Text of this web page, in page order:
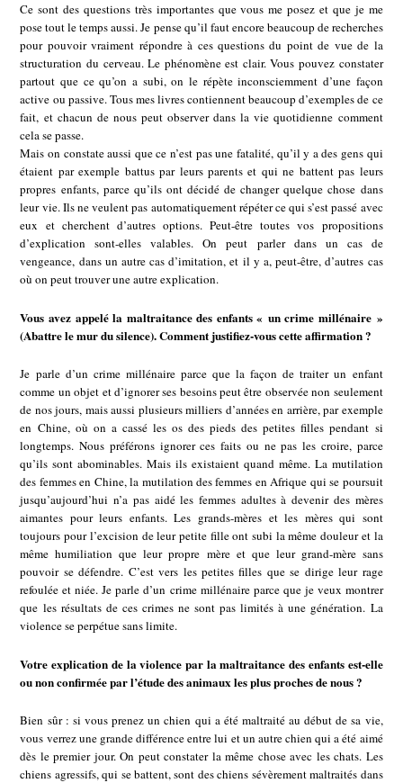
Ce sont des questions très importantes que vous me posez et que je me
pose tout le temps aussi. Je pense qu’il faut encore beaucoup de recherches
pour pouvoir vraiment répondre à ces questions du point de vue de la
structuration du cerveau. Le phénomène est clair. Vous pouvez constater
partout que ce qu’on a subi, on le répète inconsciemment d’une façon
active ou passive. Tous mes livres contiennent beaucoup d’exemples de ce
fait, et chacun de nous peut observer dans la vie quotidienne comment
cela se passe.
Mais on constate aussi que ce n’est pas une fatalité, qu’il y a des gens qui
étaient par exemple battus par leurs parents et qui ne battent pas leurs
propres enfants, parce qu’ils ont décidé de changer quelque chose dans
leur vie. Ils ne veulent pas automatiquement répéter ce qui s’est passé avec
eux et cherchent d’autres options. Peut-être toutes vos propositions
d’explication sont-elles valables. On peut parler dans un cas de
vengeance, dans un autre cas d’imitation, et il y a, peut-être, d’autres cas
où on peut trouver une autre explication.
Vous avez appelé la maltraitance des enfants « un crime millénaire »
(Abattre le mur du silence). Comment justifiez-vous cette affirmation ?
Je parle d’un crime millénaire parce que la façon de traiter un enfant
comme un objet et d’ignorer ses besoins peut être observée non seulement
de nos jours, mais aussi plusieurs milliers d’années en arrière, par exemple
en Chine, où on a cassé les os des pieds des petites filles pendant si
longtemps. Nous préférons ignorer ces faits ou ne pas les croire, parce
qu’ils sont abominables. Mais ils existaient quand même. La mutilation
des femmes en Chine, la mutilation des femmes en Afrique qui se poursuit
jusqu’aujourd’hui n’a pas aidé les femmes adultes à devenir des mères
aimantes pour leurs enfants. Les grands-mères et les mères qui sont
toujours pour l’excision de leur petite fille ont subi la même douleur et la
même humiliation que leur propre mère et que leur grand-mère sans
pouvoir se défendre. C’est vers les petites filles que se dirige leur rage
refoulée et niée. Je parle d’un crime millénaire parce que je veux montrer
que les résultats de ces crimes ne sont pas limités à une génération. La
violence se perpétue sans limite.
Votre explication de la violence par la maltraitance des enfants est-elle
ou non confirmée par l’étude des animaux les plus proches de nous ?
Bien sûr : si vous prenez un chien qui a été maltraité au début de sa vie,
vous verrez une grande différence entre lui et un autre chien qui a été aimé
dès le premier jour. On peut constater la même chose avec les chats. Les
chiens agressifs, qui se battent, sont des chiens sévèrement maltraités dans